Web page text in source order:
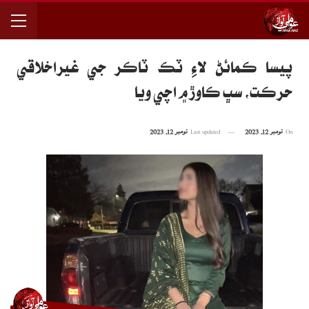
پيسا ڪمائڻ لاءِ ٽڪ ٽاڪر جي غيراخلاقي
حرڪت، سڀ ڪاوڙ ۾ اچي ويا